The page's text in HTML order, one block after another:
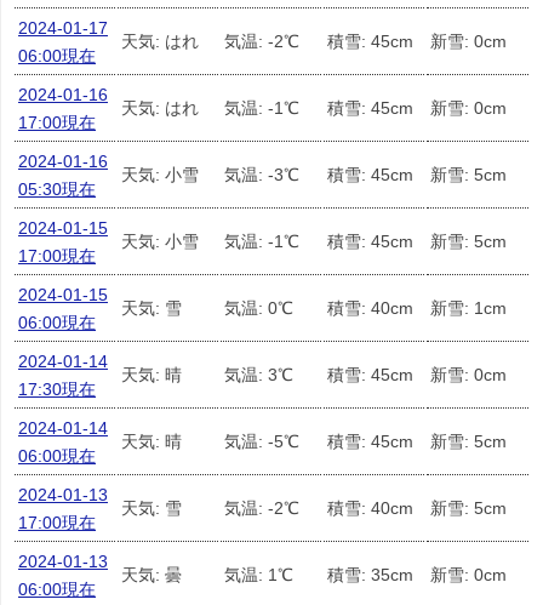
2024-01-17
06:00現在
天気: はれ 気温: -2℃ 積雪: 45cm 新雪: 0cm
2024-01-16
17:00現在
天気: はれ 気温: -1℃ 積雪: 45cm 新雪: 0cm
2024-01-16
05:30現在
天気: 小雪 気温: -3℃ 積雪: 45cm 新雪: 5cm
2024-01-15
17:00現在
天気: 小雪 気温: -1℃ 積雪: 45cm 新雪: 5cm
2024-01-15
06:00現在
天気: 雪 気温: 0℃ 積雪: 40cm 新雪: 1cm
2024-01-14
17:30現在
天気: 晴 気温: 3℃ 積雪: 45cm 新雪: 0cm
2024-01-14
06:00現在
天気: 晴 気温: -5℃ 積雪: 45cm 新雪: 5cm
2024-01-13
17:00現在
天気: 雪 気温: -2℃ 積雪: 40cm 新雪: 5cm
2024-01-13
06:00現在
天気: 曇 気温: 1℃ 積雪: 35cm 新雪: 0cm